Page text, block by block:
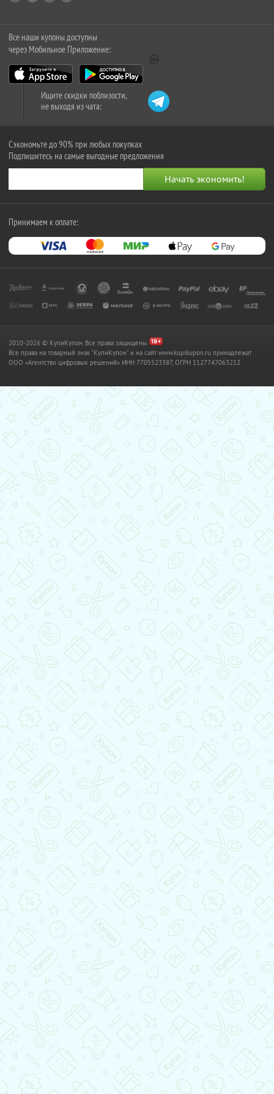
Все наши купоны доступны
через Мобильное Приложение:
Ищите скидки поблизости,
не выходя из чата:
Сэкономьте до 90% при любых покупках
Подпишитесь на самые выгодные предложения
Принимаем к оплате:
2010-2026 © КупиКупон. Все права защищены.
Все права на товарный знак "КупиКупон" и на сайт www.kupikupon.ru принадлежат
OOO «Агентство цифровых решений» ИНН 7705523387, ОГРН 1127747063212